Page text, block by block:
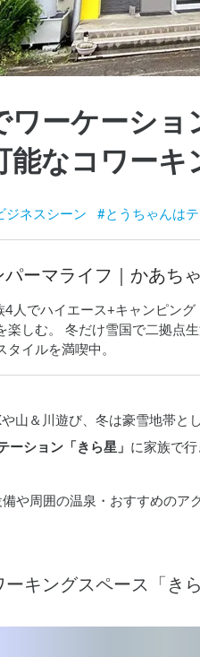
ワーケーショ
能なコワーキ
ジネスシーン #とうちゃんは
パーマライフ｜かあち
人でハイエース+キャンピン
楽しむ。 冬だけ雪国で二拠点
タイルを満喫中。
山＆川遊び、冬は豪雪地帯と
ーション「きら星」 に家族で行
や周囲の温泉・おすすめのア
キングスペース「き